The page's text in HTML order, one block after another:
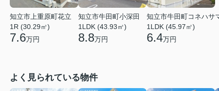
知立市上重原町花立
1R (30.29㎡)
7.6万円
知立市牛田町小深田
1LDK (43.93㎡)
8.8万円
知立市牛田町コネハサ
1LDK (45.97㎡)
6.4万円
よく見られている物件